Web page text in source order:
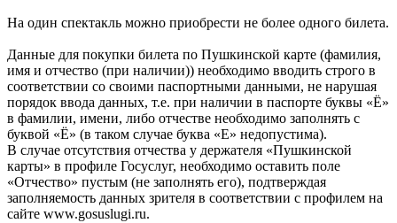
На один спектакль можно приобрести не более одного билета.
Данные для покупки билета по Пушкинской карте (фамилия,
имя и отчество (при наличии)) необходимо вводить строго в
соответствии со своими паспортными данными, не нарушая
порядок ввода данных, т.е. при наличии в паспорте буквы «Ё»
в фамилии, имени, либо отчестве необходимо заполнять с
буквой «Ё» (в таком случае буква «Е» недопустима).
В случае отсутствия отчества у держателя «Пушкинской
карты» в профиле Госуслуг, необходимо оставить поле
«Отчество» пустым (не заполнять его), подтверждая
заполняемость данных зрителя в соответствии с профилем на
сайте www.gosuslugi.ru.